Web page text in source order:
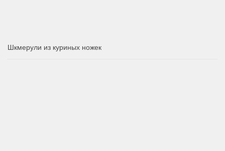
Шкмерули из куриных ножек